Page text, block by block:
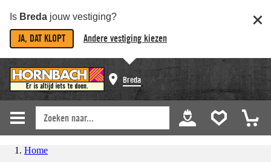
Is Breda jouw vestiging?
JA, DAT KLOPT Andere vestiging kiezen
Breda
Home